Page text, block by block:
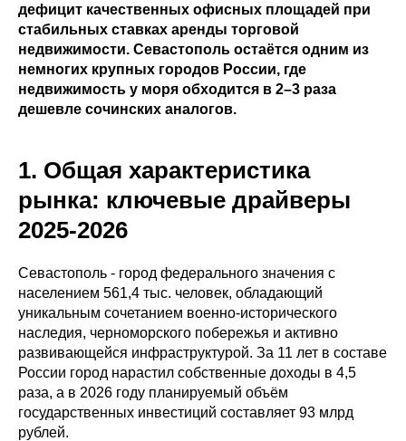
дефицит качественных офисных площадей при
стабильных ставках аренды торговой
недвижимости. Севастополь остаётся одним из
немногих крупных городов России, где
недвижимость у моря обходится в 2–3 раза
дешевле сочинских аналогов.
1. Общая характеристика
рынка: ключевые драйверы
2025-2026
Севастополь - город федерального значения с
населением 561,4 тыс. человек, обладающий
уникальным сочетанием военно-исторического
наследия, черноморского побережья и активно
развивающейся инфраструктурой. За 11 лет в составе
России город нарастил собственные доходы в 4,5
раза, а в 2026 году планируемый объём
государственных инвестиций составляет 93 млрд
рублей.